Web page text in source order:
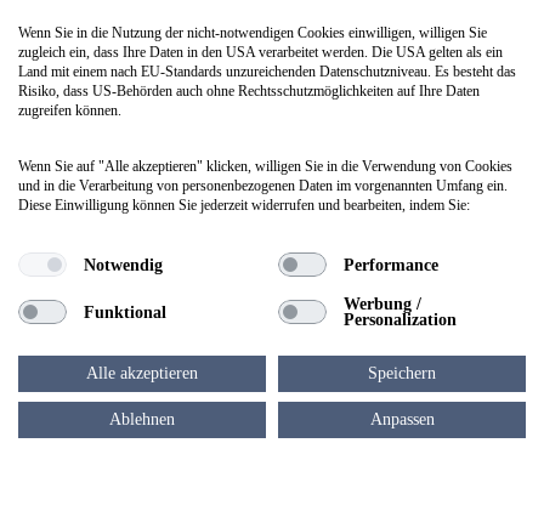
Wenn Sie in die Nutzung der nicht-notwendigen Cookies einwilligen, willigen Sie
zugleich ein, dass Ihre Daten in den USA verarbeitet werden. Die USA gelten als ein
Land mit einem nach EU-Standards unzureichenden Datenschutzniveau. Es besteht das
Risiko, dass US-Behörden auch ohne Rechtsschutzmöglichkeiten auf Ihre Daten
zugreifen können.
Wenn Sie auf "Alle akzeptieren" klicken, willigen Sie in die Verwendung von Cookies
und in die Verarbeitung von personenbezogenen Daten im vorgenannten Umfang ein.
Diese Einwilligung können Sie jederzeit widerrufen und bearbeiten, indem Sie:
Notwendig Performance
Funktional
Werbung /
Personalization
Alle akzeptieren Speichern
Ablehnen Anpassen